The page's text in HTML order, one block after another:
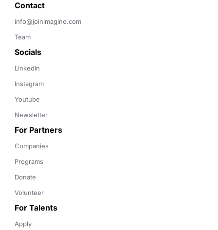
Contact
info@joinimagine.com
Team
Socials
LinkedIn
Instagram
Youtube
Newsletter
For Partners
Companies
Programs
Donate
Volunteer
For Talents
Apply